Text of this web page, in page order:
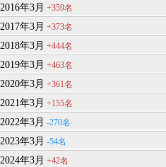
2016年3月+359名
2017年3月+373名
2018年3月+444名
2019年3月+463名
2020年3月+361名
2021年3月+155名
2022年3月-270名
2023年3月-54名
2024年3月+42名